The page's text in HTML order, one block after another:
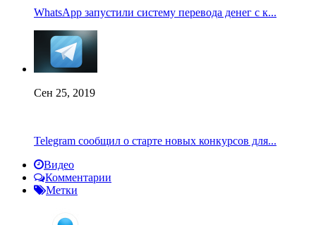
WhatsApp запустили систему перевода денег с к...
Сен 25, 2019
Telegram сообщил о старте новых конкурсов для...
Видео
Комментарии
Метки